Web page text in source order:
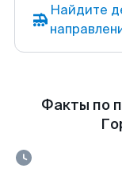
Найдите
Факты по